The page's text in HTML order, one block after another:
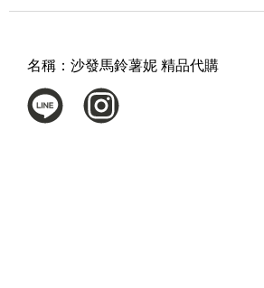
名稱： 沙發馬鈴薯妮 精品代購